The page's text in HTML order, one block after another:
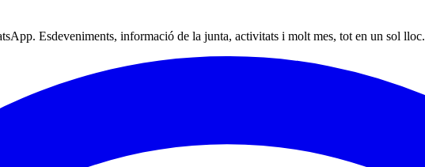
Esdeveniments, informació de la junta, activitats i molt mes, tot en un sol lloc.